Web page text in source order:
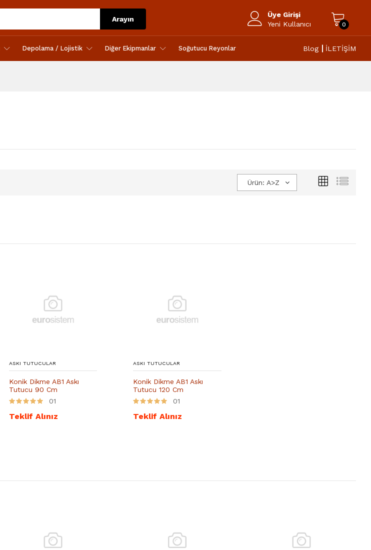
Arayın
Üye Girişi
Yeni Kullanıcı
0
Depolama / Lojistik Diğer Ekipmanlar Soğutucu Reyonlar Blog İLETİŞİM
Ürün: A>Z
ASKI TUTUCULAR
Konik Dikme AB1 Askı
Tutucu 90 Cm
01
Teklif Alınız
ASKI TUTUCULAR
Konik Dikme AB1 Askı
Tutucu 120 Cm
01
Teklif Alınız